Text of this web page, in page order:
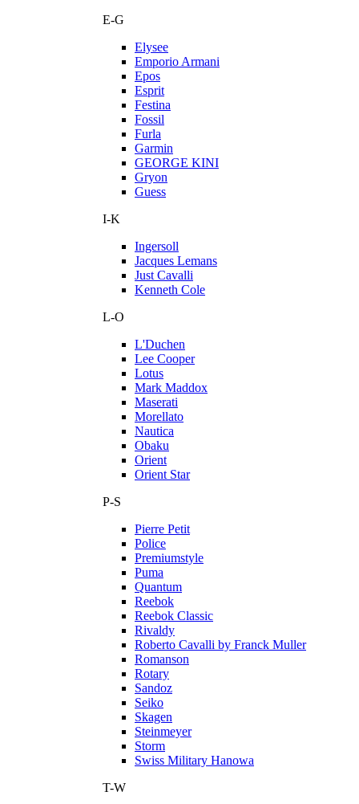
E-G
Elysee
Emporio Armani
Epos
Esprit
Festina
Fossil
Furla
Garmin
GEORGE KINI
Gryon
Guess
I-K
Ingersoll
Jacques Lemans
Just Cavalli
Kenneth Cole
L-O
L'Duchen
Lee Cooper
Lotus
Mark Maddox
Maserati
Morellato
Nautica
Obaku
Orient
Orient Star
P-S
Pierre Petit
Police
Premiumstyle
Puma
Quantum
Reebok
Reebok Classic
Rivaldy
Roberto Cavalli by Franck Muller
Romanson
Rotary
Sandoz
Seiko
Skagen
Steinmeyer
Storm
Swiss Military Hanowa
T-W